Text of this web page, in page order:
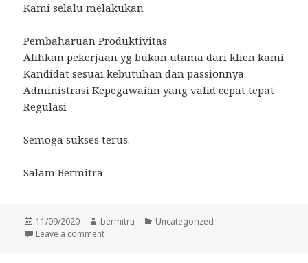
Kami selalu melakukan
Pembaharuan Produktivitas
Alihkan pekerjaan yg bukan utama dari klien kami
Kandidat sesuai kebutuhan dan passionnya
Administrasi Kepegawaian yang valid cepat tepat
Regulasi
Semoga sukses terus.
Salam Bermitra
Posted
on
11/09/2020 Author
bermitra Categories
Uncategorized
Leave a commenton Happy Birthday Bermitra